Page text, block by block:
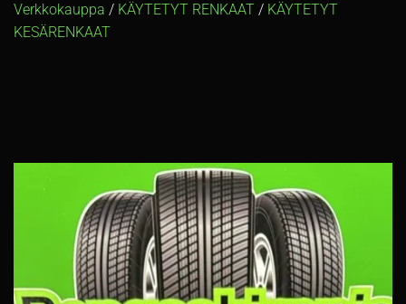
Verkkokauppa / KÄYTETYT RENKAAT / KÄYTETYT
KESÄRENKAAT